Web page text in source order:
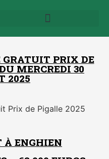
GRATUIT PRIX DE
MERCREDI 30
2025
À ENGHIEN